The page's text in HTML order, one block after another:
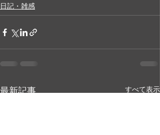
日記・雑感
最新記事 すべて表示